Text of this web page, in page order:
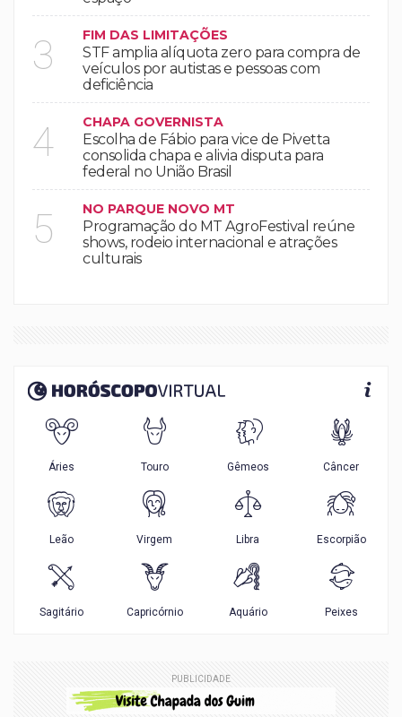
3 FIM DAS LIMITAÇÕES
STF amplia alíquota zero para compra de
veículos por autistas e pessoas com
deficiência
4 CHAPA GOVERNISTA
Escolha de Fábio para vice de Pivetta
consolida chapa e alivia disputa para
federal no União Brasil
5 NO PARQUE NOVO MT
Programação do MT AgroFestival reúne
shows, rodeio internacional e atrações
culturais
PUBLICIDADE